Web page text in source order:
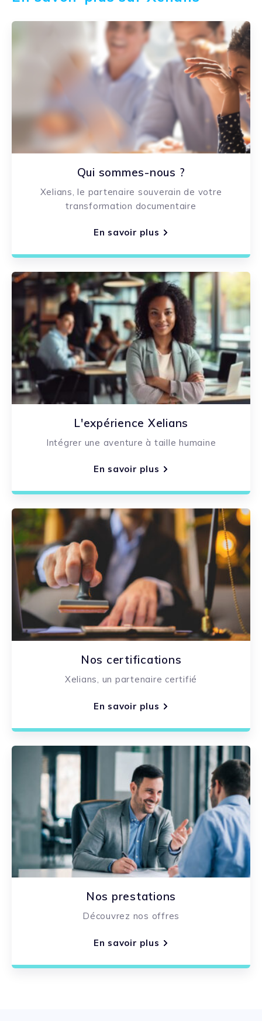
Qui sommes-nous ?
Xelians, le partenaire souverain de votre
transformation documentaire
En savoir plus
L'expérience Xelians
Intégrer une aventure à taille humaine
En savoir plus
Nos certifications
Xelians, un partenaire certifié
En savoir plus
Nos prestations
Découvrez nos offres
En savoir plus